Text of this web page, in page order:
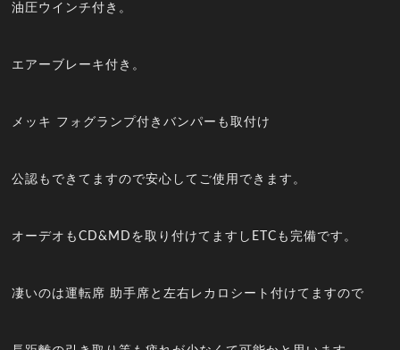
油圧ウインチ付き。
エアーブレーキ付き。
メッキ フォグランプ付きバンパーも取付け
公認もできてますので安心してご使用できます。
オーデオもCD&MDを取り付けてますしETCも完備です。
凄いのは運転席 助手席と左右レカロシート付けてますので